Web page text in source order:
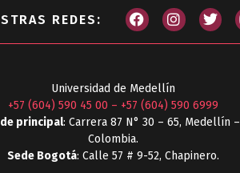
REDES:
Universidad de Medellín
+57 (604) 590 45 00 – +57 (604) 590 6999
principal: Carrera 87 N° 30 – 65, Medellín –
Colombia.
Sede Bogotá: Calle 57 # 9-52, Chapinero.